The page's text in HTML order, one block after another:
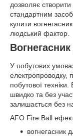
дозволяє створити
стандартним
купити
людський фактор.
У побутових
електропроводку,
побутової
швидко та без
залишається без
AFO Fire Ball
вогнегасник